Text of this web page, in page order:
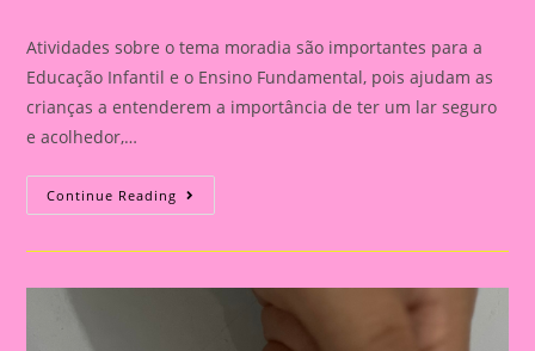
Atividades sobre o tema moradia são importantes para a
Educação Infantil e o Ensino Fundamental, pois ajudam as
crianças a entenderem a importância de ter um lar seguro
e acolhedor,…
Continue Reading Atividade
Com